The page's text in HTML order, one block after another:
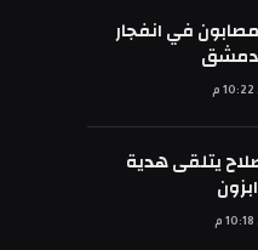
في انفجار
دمشق
يتلقى هدية